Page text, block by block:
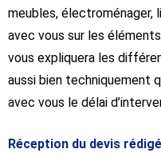
meubles, électroménager,
avec vous sur les
vous expliquera les
aussi bien techniquement
avec vous le délai
Réception du devis